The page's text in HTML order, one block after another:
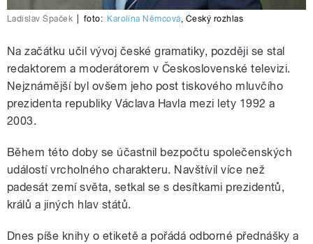
Ladislav Špaček foto: Karolína Němcová, Český rozhlas
Na začátku učil vývoj české gramatiky, později se stal
redaktorem a moderátorem v Československé televizi.
Nejznámější byl ovšem jeho post tiskového mluvčího
prezidenta republiky Václava Havla mezi lety 1992 a
2003.
Během této doby se účastnil bezpočtu společenských
událostí vrcholného charakteru. Navštívil více než
padesát zemí světa, setkal se s desítkami prezidentů,
králů a jiných hlav států.
Dnes píše knihy o etiketě a pořádá odborné přednášky a